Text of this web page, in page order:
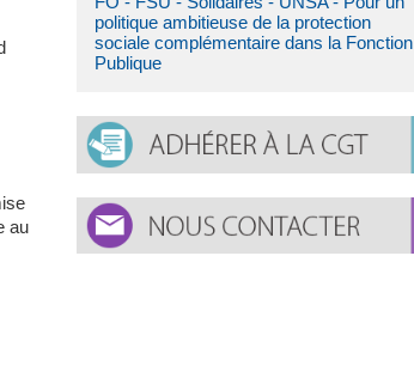
au
politique ambitieuse de la protection
sociale complémentaire dans la Fonction
Publique